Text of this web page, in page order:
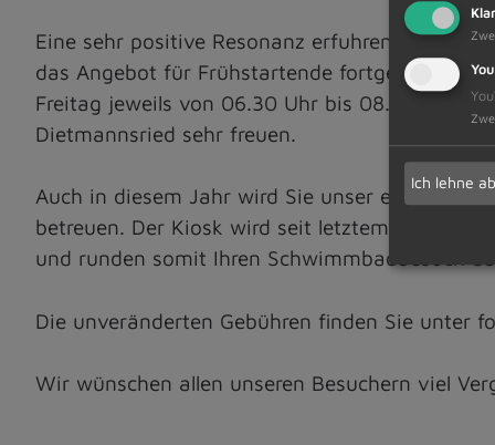
Eine sehr positive Resonanz erfuhren wir in
das Angebot für Frühstartende fortgesetzt.
Freitag jeweils von 06.30 Uhr bis 08.00 Uhr
Dietmannsried sehr freuen.
Auch in diesem Jahr wird Sie unser
betreuen. Der Kiosk wird seit letztem Jahr in
und runden somit Ihren Schwimmbadbesuch
Die unveränderten Gebühren finden Sie unter
Wir wünschen allen unseren Besuchern viel
Ich lehne ab